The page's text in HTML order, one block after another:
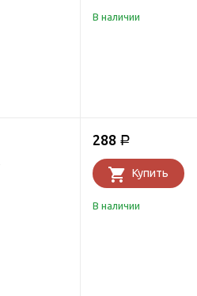
В наличии
288 Р
Купить
В наличии